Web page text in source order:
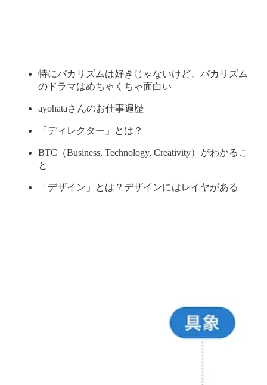
特にバカリズムは好きじゃないけど、バカリズム
のドラマはめちゃくちゃ面白い
ayohataさんのお仕事遍歴
「ディレクター」とは？
BTC（Business, Technology, Creativity）がわかるこ
と
「デザイン」とは？デザインにはレイヤがある